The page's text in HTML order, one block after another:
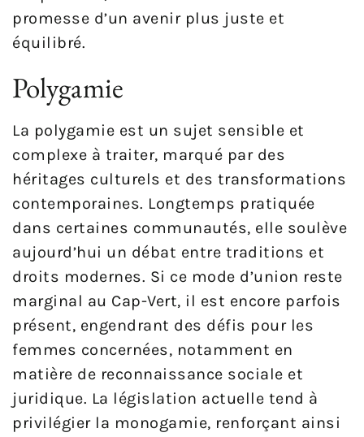
promesse d’un avenir plus juste et
équilibré.
Polygamie
La polygamie est un sujet sensible et
complexe à traiter, marqué par des
héritages culturels et des transformations
contemporaines. Longtemps pratiquée
dans certaines communautés, elle soulève
aujourd’hui un débat entre traditions et
droits modernes. Si ce mode d’union reste
marginal au Cap-Vert, il est encore parfois
présent, engendrant des défis pour les
femmes concernées, notamment en
matière de reconnaissance sociale et
juridique. La législation actuelle tend à
privilégier la monogamie, renforçant ainsi